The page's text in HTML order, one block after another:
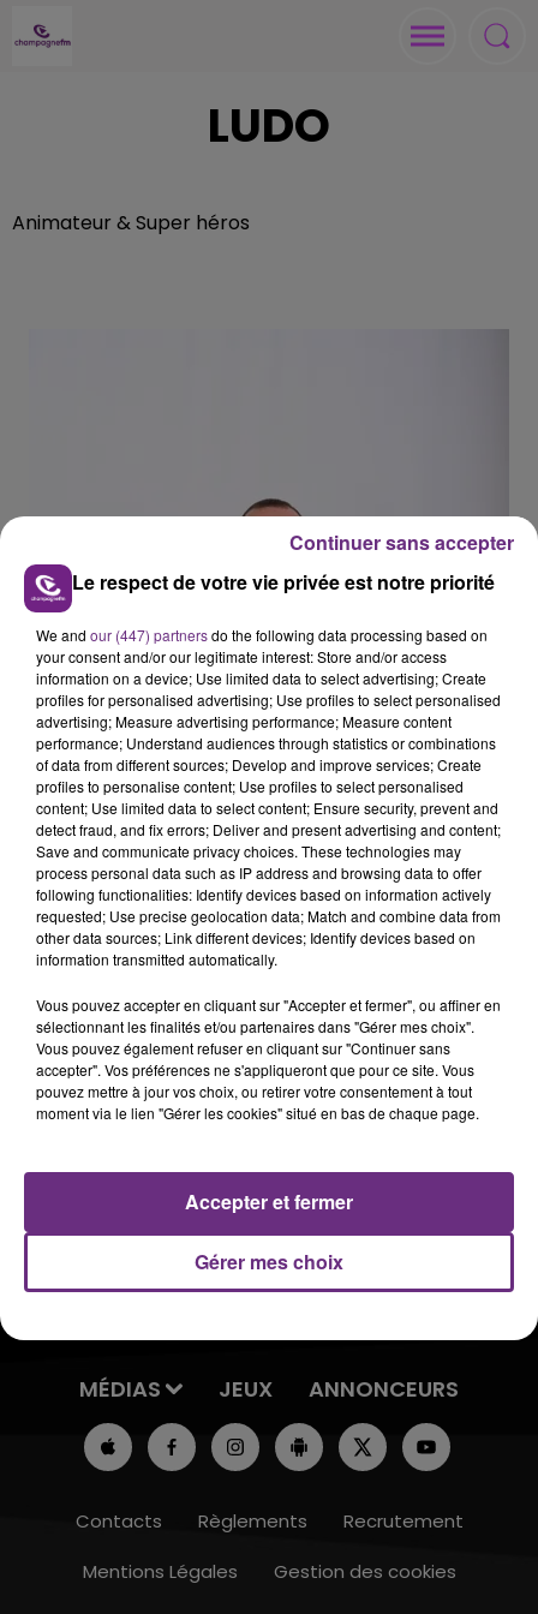
LUDO
Animateur & Super héros
Il fait parti de la team des super héros
avec Alex tous les jours entre 10h et 13h
Suivez Ludo sur Twitter :
ACCUEIL RADIO
ACTUS
MÉDIAS
JEUX ANNONCEURS
Contacts Règlements
Recrutement
Mentions Légales
Gestion des cookies
Le respect de votre vie privée est notre priorité
We and our (447) partnersdo the following data processing based on
your consent and/or our legitimate interest: Store and/or access
information on a device; Use limited data to select advertising; Create
profiles for personalised advertising; Use profiles to select personalised
advertising; Measure advertising performance; Measure content
performance; Understand audiences through statistics or combinations
of data from different sources; Develop and improve services; Create
profiles to personalise content; Use profiles to select personalised
content; Use limited data to select content; Ensure security, prevent and
detect fraud, and fix errors; Deliver and present advertising and content;
Save and communicate privacy choices. These technologies may
process personal data such as IP address and browsing data to offer
following functionalities: Identify devices based on information actively
requested; Use precise geolocation data; Match and combine data from
other data sources; Link different devices; Identify devices based on
information transmitted automatically.
Vous pouvez accepter en cliquant sur "Accepter et fermer", ou affiner en
sélectionnant les finalités et/ou partenaires dans "Gérer mes choix".
Vous pouvez également refuser en cliquant sur "Continuer sans
accepter". Vos préférences ne s'appliqueront que pour ce site. Vous
pouvez mettre à jour vos choix, ou retirer votre consentement à tout
moment via le lien "Gérer les cookies" situé en bas de chaque page.
Gérer mes choix
Accepter et fermer
Continuer sans accepter